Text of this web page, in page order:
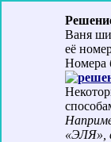
Ваня
её
Номера
«ЭЛЯ»,